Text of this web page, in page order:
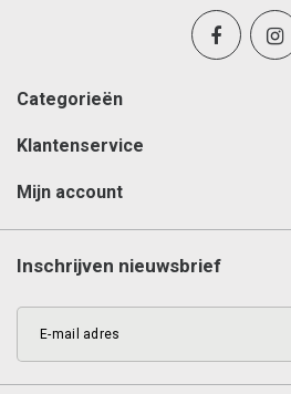
Categorieën
Klantenservice
Mijn account
Inschrijven nieuwsbrief